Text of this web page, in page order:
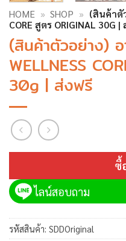
HOME » SHOP » (สินค้าตั
CORE สูตร ORIGINAL 30G |
(สินค้าตัวอย่าง)
WELLNESS
30g | ส่งฟรี
ซื้
ไลน์สอบถาม
รหัสสินค้า: SDDOriginal